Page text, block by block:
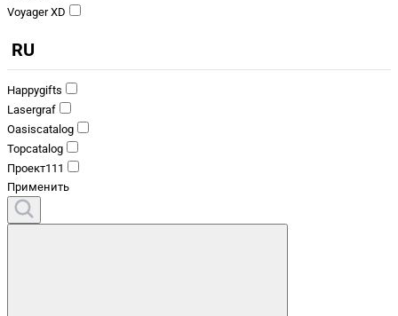
Voyager XD
RU
Happygifts
Lasergraf
Oasiscatalog
Topcatalog
Проект111
Применить